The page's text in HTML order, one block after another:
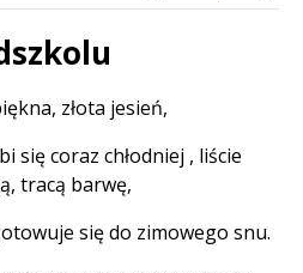
złota jesień,
się coraz chłodniej , liście
tracą barwę,
się do zimowego snu.